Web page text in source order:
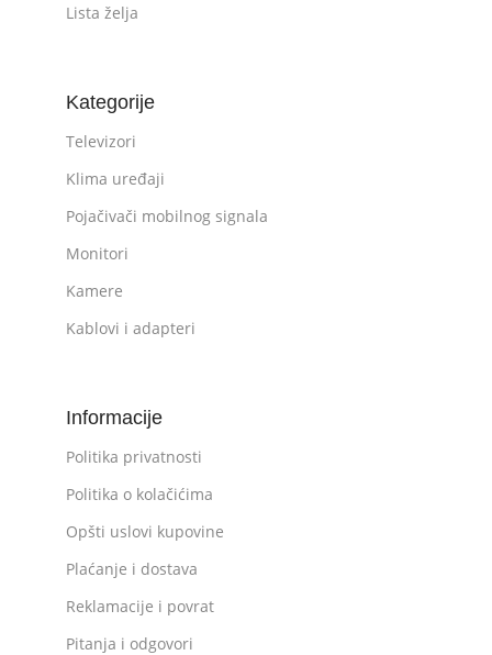
Lista želja
Kategorije
Televizori
Klima uređaji
Pojačivači mobilnog signala
Monitori
Kamere
Kablovi i adapteri
Informacije
Politika privatnosti
Politika o kolačićima
Opšti uslovi kupovine
Plaćanje i dostava
Reklamacije i povrat
Pitanja i odgovori